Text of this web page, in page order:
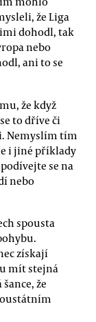
že Liga
dohodl, tak
nebo
ani to se
že když
to dříve či
Nemyslím tím
i jiné příklady
se na
nebo
spousta
získají
mít stejná
že